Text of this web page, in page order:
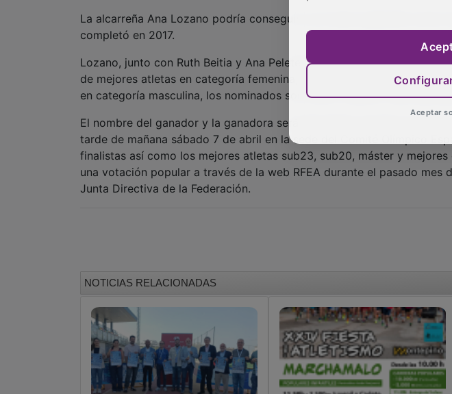
La alcarreña Ana Lozano podría conseguir a un nuevo galardón como
completó en 2017.
Lozano, junto con Ruth Beitia y Ana Peleteiro son las atletas
de mejores atletas en categoría femenina, de la temporada que finalizó
en categoría masculina, los nominados son Óscar Husillos, Adel
El nombre del ganador y la ganadora será desvelado durante la Gala
tarde de mañana sábado 7 de abril en la sede del Comité Olímpico
finalistas así como los mejores atletas sub23, sub20, máster y
una votación popular a través de la web RFEA durante el pasado mes
Junta Directiva de la Federación.
NOTICIAS RELACIONADAS
Aceptar